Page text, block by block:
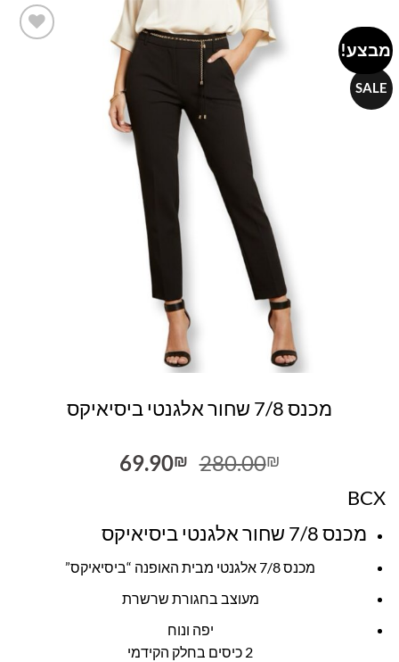
מבצע!
SALE
מכנס 7/8 שחור אלגנטי ביסיאיקס
280.00₪
המחיר
280.00₪.
69.90₪
המחיר
69.90₪.
BCX
מכנס 7/8 שחור אלגנטי ביסיאיקס
מכנס 7/8 אלגנטי מבית האופנה “ביסיאיקס”
מעוצב בחגורת שרשרת
יפה ונוח
2 כיסים בחלק הקידמי